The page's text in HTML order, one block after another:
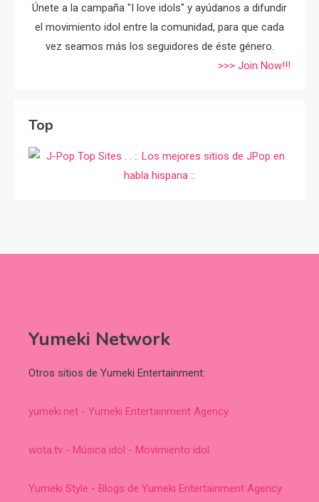
Únete a la campaña "I love idols" y ayúdanos a difundir
el movimiento idol entre la comunidad, para que cada
vez seamos más los seguidores de éste género.
>>> Join Now!!!
Top
Yumeki Network
Otros sitios de Yumeki Entertainment:
yumeki.net - Yumeki Entertainment Agency
wota.tv - Música idol - Movimiento idol
Yumeki Style - Blogs de Yumeki Entertainment Agency